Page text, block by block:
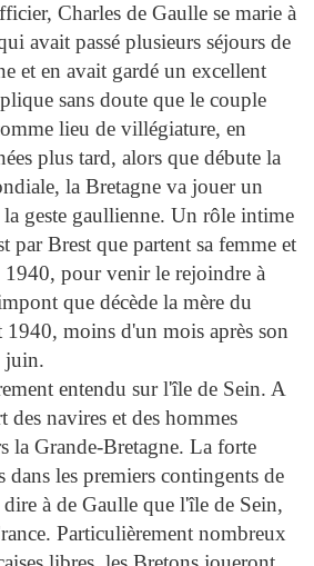
Charles de Gaulle se marie à
avait passé plusieurs séjours de
et en avait gardé un excellent
sans doute que le couple
lieu de villégiature, en
plus tard, alors que débute la
la Bretagne va jouer un
geste gaullienne. Un rôle intime
par Brest que partent sa femme et
1940, pour venir le rejoindre à
que décède la mère du
moins d'un mois après son
juin.
entendu sur l'île de Sein. A
navires et des hommes
la Grande-Bretagne. La forte
dans les premiers contingents de
à de Gaulle que l'île de Sein,
Particulièrement nombreux